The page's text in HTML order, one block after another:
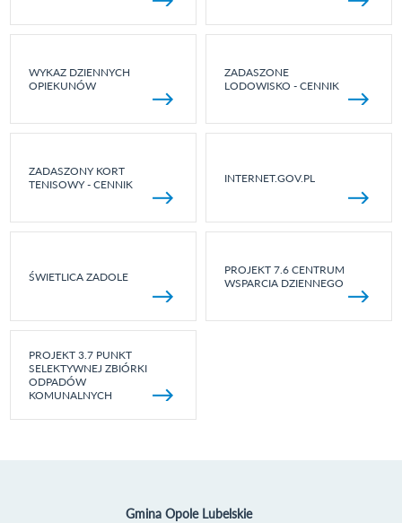
WYKAZ DZIENNYCH
OPIEKUNÓW
ZADASZONE
LODOWISKO - CENNIK
ZADASZONY KORT
TENISOWY - CENNIK
INTERNET.GOV.PL
ŚWIETLICA ZADOLE
PROJEKT 7.6 CENTRUM
WSPARCIA DZIENNEGO
PROJEKT 3.7 PUNKT
SELEKTYWNEJ ZBIÓRKI
ODPADÓW
KOMUNALNYCH
Gmina Opole Lubelskie